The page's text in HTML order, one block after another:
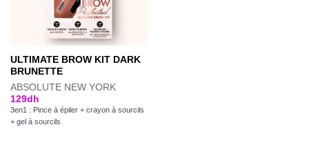
ULTIMATE BROW KIT DARK
BRUNETTE
ABSOLUTE NEW YORK
129dh
3en1 : Pince à épiler + crayon à sourcils
+ gel à sourcils